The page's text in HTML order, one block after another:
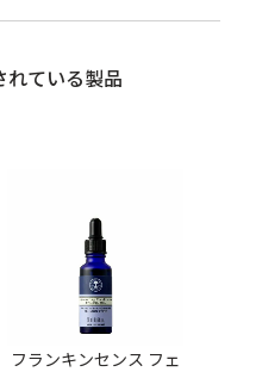
れている製品
フランキンセンス フェ